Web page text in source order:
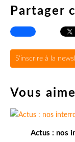
Partager
S'inscrire à la
Vous
Actus : nos